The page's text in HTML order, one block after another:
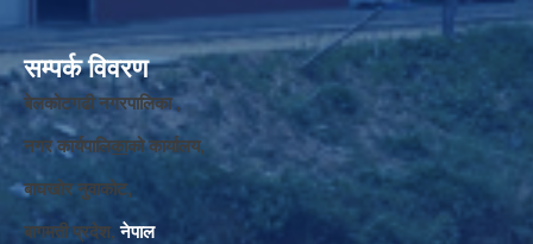
सम्पर्क विवरण
बेलकोटगढी नगरपालिका ,
नगर कार्यपालिकाको कार्यालय,
बाघखोर नुवाकोट,
बागमती प्रदेश, नेपाल